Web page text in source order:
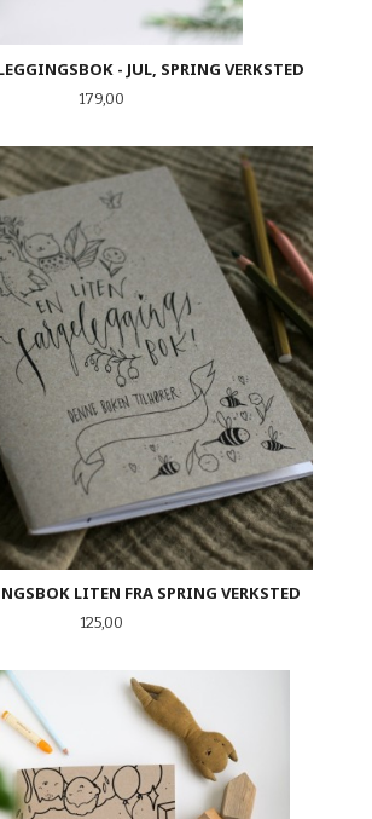
- JUL, SPRING VERKSTED
Pris
179,00
LITEN FRA SPRING VERKSTED
Pris
125,00